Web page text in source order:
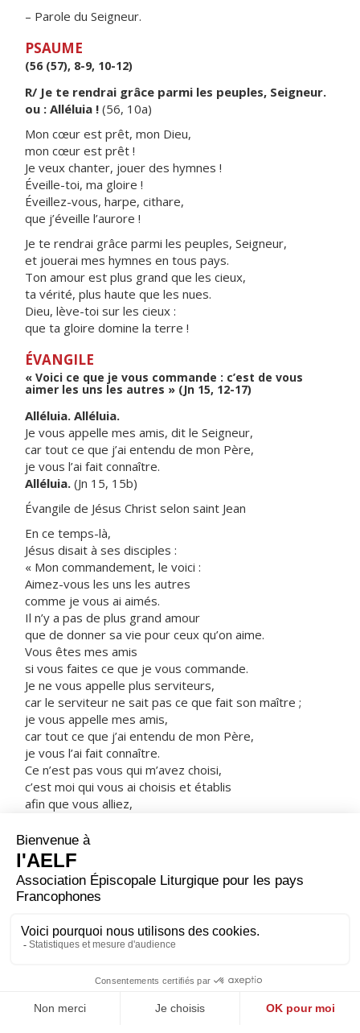
– Parole du Seigneur.
PSAUME
(56 (57), 8-9, 10-12)
R/ Je te rendrai grâce parmi les peuples, Seigneur.
ou : Alléluia ! (56, 10a)
Mon cœur est prêt, mon Dieu,
mon cœur est prêt !
Je veux chanter, jouer des hymnes !
Éveille-toi, ma gloire !
Éveillez-vous, harpe, cithare,
que j’éveille l’aurore !
Je te rendrai grâce parmi les peuples, Seigneur,
et jouerai mes hymnes en tous pays.
Ton amour est plus grand que les cieux,
ta vérité, plus haute que les nues.
Dieu, lève-toi sur les cieux :
que ta gloire domine la terre !
ÉVANGILE
« Voici ce que je vous commande : c’est de vous
aimer les uns les autres » (Jn 15, 12-17)
Alléluia. Alléluia.
Je vous appelle mes amis, dit le Seigneur,
car tout ce que j’ai entendu de mon Père,
je vous l’ai fait connaître.
Alléluia. (Jn 15, 15b)
Évangile de Jésus Christ selon saint Jean
En ce temps-là,
Jésus disait à ses disciples :
« Mon commandement, le voici :
Aimez-vous les uns les autres
comme je vous ai aimés.
Il n’y a pas de plus grand amour
que de donner sa vie pour ceux qu’on aime.
Vous êtes mes amis
si vous faites ce que je vous commande.
Je ne vous appelle plus serviteurs,
car le serviteur ne sait pas ce que fait son maître ;
je vous appelle mes amis,
car tout ce que j’ai entendu de mon Père,
je vous l’ai fait connaître.
Ce n’est pas vous qui m’avez choisi,
c’est moi qui vous ai choisis et établis
afin que vous alliez,
et que votre fruit demeure.
Alors, tout ce que vous demanderez au Père en mon
nom,
il vous le donnera.
Voici ce que je vous commande :
c’est de vous aimer les uns les autres. »
– Acclamons la Parole de Dieu.